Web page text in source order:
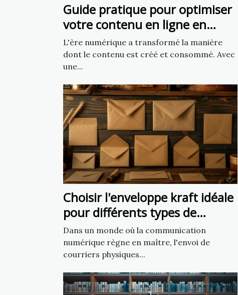
Guide pratique pour optimiser
votre contenu en ligne en
utilisant l'intelligence
artificielle
L'ère numérique a transformé la manière
dont le contenu est créé et consommé. Avec
une...
Choisir l'enveloppe kraft idéale
pour différents types de
courriers
Dans un monde où la communication
numérique règne en maître, l'envoi de
courriers physiques...